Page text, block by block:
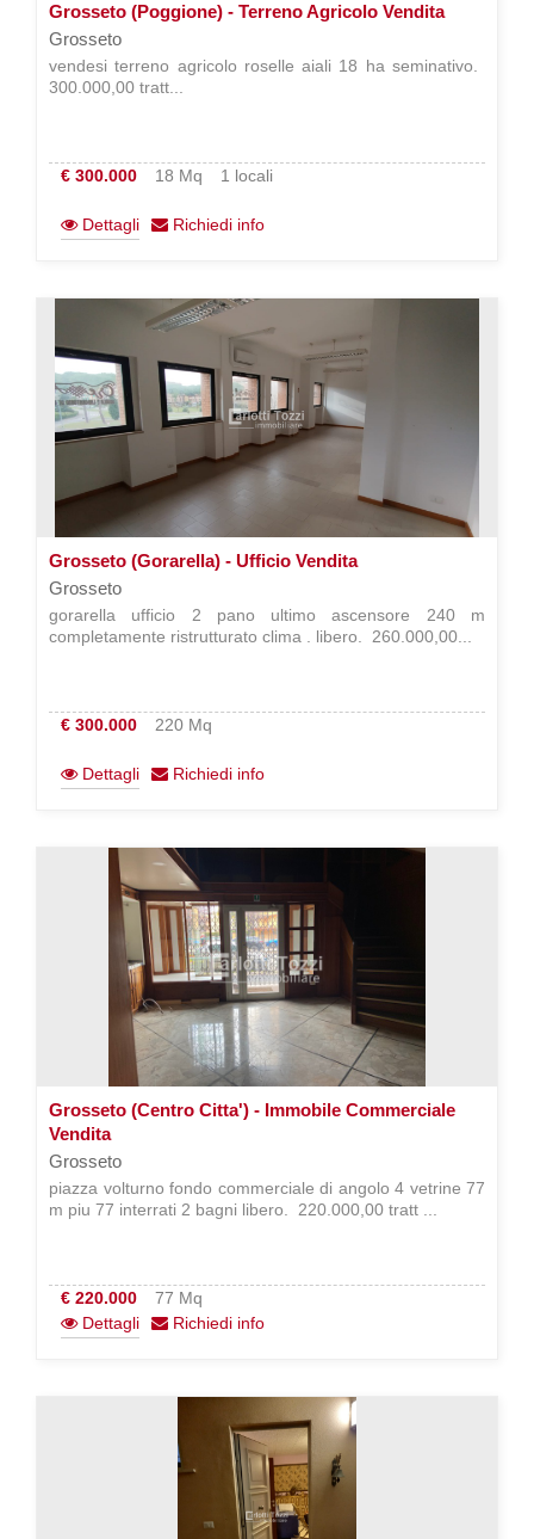
Grosseto (Poggione) - Terreno Agricolo Vendita
Grosseto
vendesi terreno agricolo roselle aiali 18 ha seminativo. 
300.000,00 tratt...
€ 300.000 18 Mq 1 locali
Dettagli Richiedi info
Grosseto (Gorarella) - Ufficio Vendita
Grosseto
gorarella ufficio 2 pano ultimo ascensore 240 m
completamente ristrutturato clima . libero.  260.000,00...
€ 300.000 220 Mq
Dettagli Richiedi info
Grosseto (Centro Citta') - Immobile Commerciale
Vendita
Grosseto
piazza volturno fondo commerciale di angolo 4 vetrine 77
m piu 77 interrati 2 bagni libero.  220.000,00 tratt ...
€ 220.000
77 Mq
Dettagli
Richiedi info